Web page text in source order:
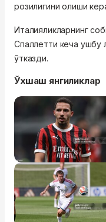
розилигини олиши
Италияликларнинг
Спаллетти кеча ушбу
ўтказди.
Ўхшаш янгиликлар